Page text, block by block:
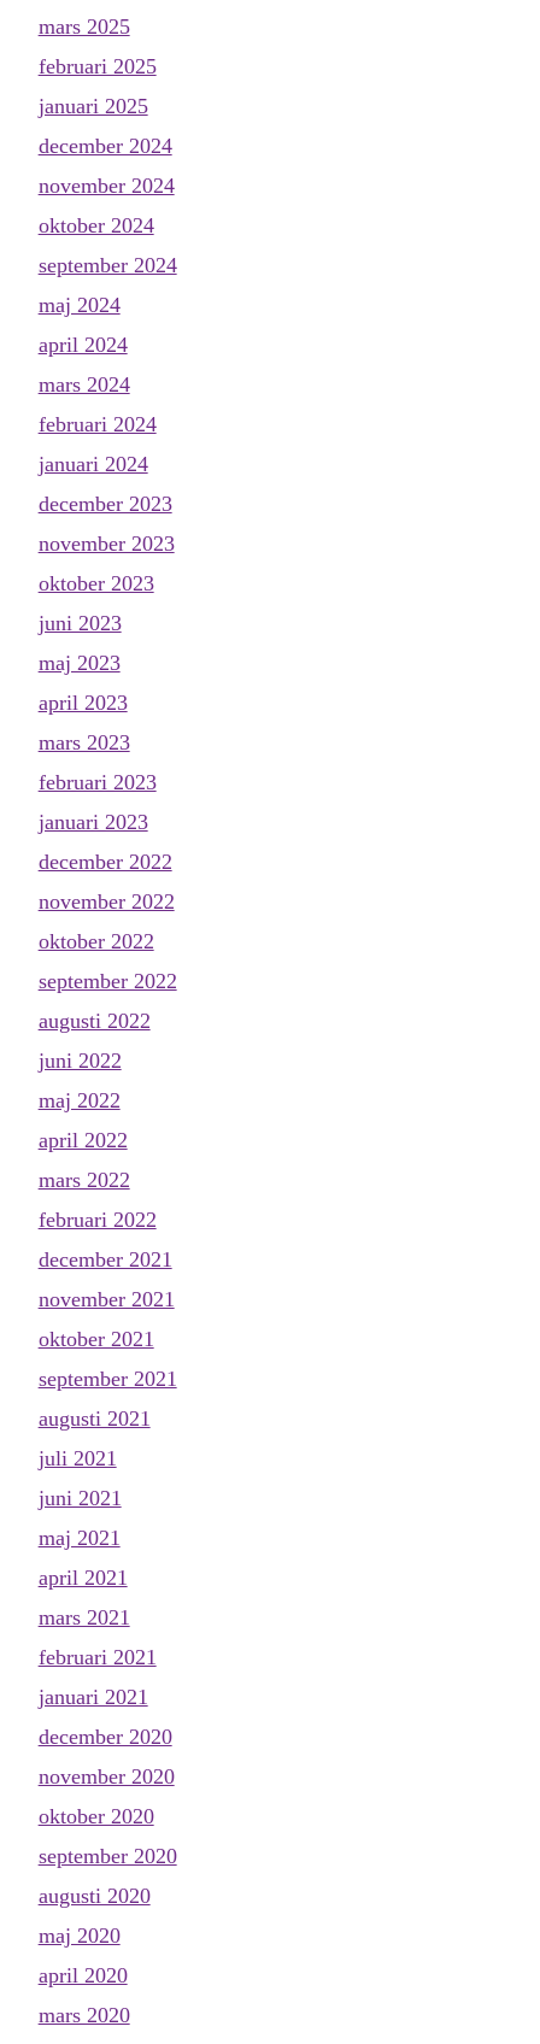
mars 2025
februari 2025
januari 2025
december 2024
november 2024
oktober 2024
september 2024
maj 2024
april 2024
mars 2024
februari 2024
januari 2024
december 2023
november 2023
oktober 2023
juni 2023
maj 2023
april 2023
mars 2023
februari 2023
januari 2023
december 2022
november 2022
oktober 2022
september 2022
augusti 2022
juni 2022
maj 2022
april 2022
mars 2022
februari 2022
december 2021
november 2021
oktober 2021
september 2021
augusti 2021
juli 2021
juni 2021
maj 2021
april 2021
mars 2021
februari 2021
januari 2021
december 2020
november 2020
oktober 2020
september 2020
augusti 2020
maj 2020
april 2020
mars 2020